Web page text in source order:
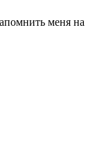
меня на